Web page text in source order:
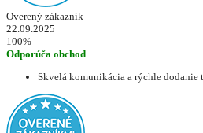
Overený zákazník
22.09.2025
100%
Odporúča obchod
Skvelá komunikácia a rýchle dodanie